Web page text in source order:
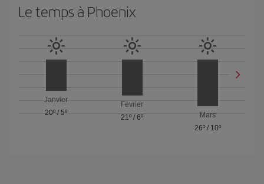
Le temps à Phoenix
Janvier
20º /5º
Février
21º / 6º
Mars
26º / 10º